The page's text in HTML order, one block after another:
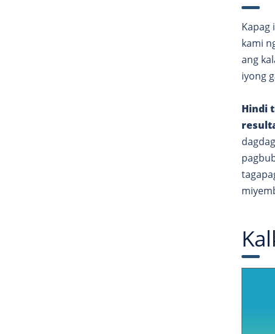
Kapag
kami
ang
iyong
Hindi